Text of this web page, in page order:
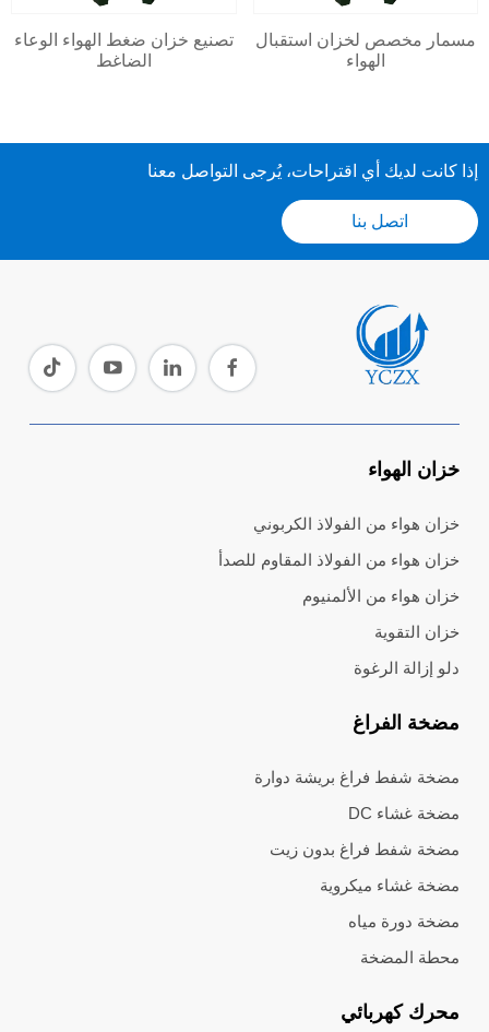
تصنيع خزان ضغط الهواء الوعاء
الضاغط
مسمار مخصص لخزان استقبال
الهواء
إذا كانت لديك أي اقتراحات، يُرجى التواصل معنا
اتصل بنا
خزان الهواء
خزان هواء من الفولاذ الكربوني
خزان هواء من الفولاذ المقاوم للصدأ
خزان هواء من الألمنيوم
خزان التقوية
دلو إزالة الرغوة
مضخة الفراغ
مضخة شفط فراغ بريشة دوارة
مضخة غشاء DC
مضخة شفط فراغ بدون زيت
مضخة غشاء ميكروية
مضخة دورة مياه
محطة المضخة
محرك كهربائي